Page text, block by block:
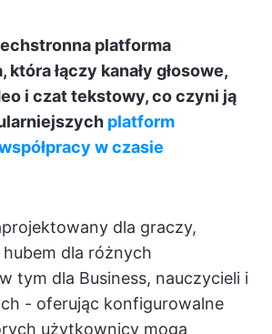
platforma
łączy kanały głosowe,
i czat tekstowy, co czyni ją
platform
w czasie
dla graczy,
hubem dla różnych
tym dla Business, nauczycieli i
- oferując konfigurowalne
użytkownicy mogą